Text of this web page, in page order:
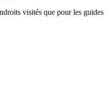
visités que pour les guides